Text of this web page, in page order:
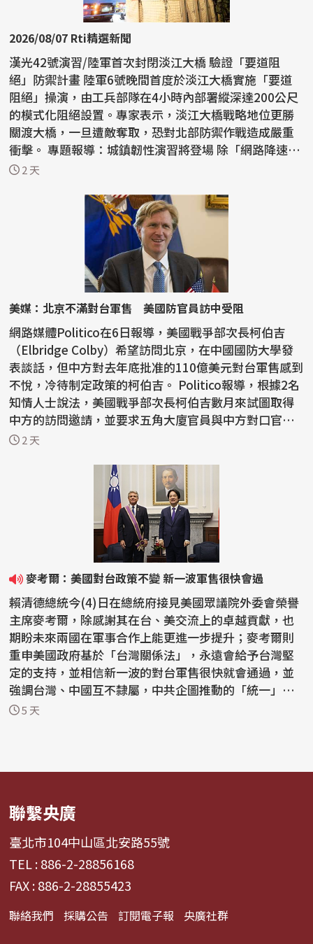
2026/08/07 Rti精選新聞
漢光42號演習/陸軍首次封閉淡江大橋 驗證「要道阻
絕」防禦計畫 陸軍6號晚間首度於淡江大橋實施「要道
阻絕」操演，由工兵部隊在4小時內部署縱深達200公尺
的模式化阻絕設置。專家表示，淡江大橋戰略地位更勝
關渡大橋，一旦遭敵奪取，恐對北部防禦作戰造成嚴重
衝擊。 專題報導：城鎮韌性演習將登場 除「網路降速、
躲3...
2 天
美媒：北京不滿對台軍售 美國防官員訪中受阻
網路媒體Politico在6日報導，美國戰爭部次長柯伯吉
（Elbridge Colby）希望訪問北京，在中國國防大學發
表談話，但中方對去年底批准的110億美元對台軍售感到
不悅，冷待制定政策的柯伯吉。 Politico報導，根據2名
知情人士說法，美國戰爭部次長柯伯吉數月來試圖取得
中方的訪問邀請，並要求五角大廈官員與中方對口官員
會...2 天
麥考爾：美國對台政策不變 新一波軍售很快會過
賴清德總統今(4)日在總統府接見美國眾議院外委會榮譽
主席麥考爾，除感謝其在台、美交流上的卓越貢獻，也
期盼未來兩國在軍事合作上能更進一步提升；麥考爾則
重申美國政府基於「台灣關係法」，永遠會給予台灣堅
定的支持，並相信新一波的對台軍售很快就會通過，並
強調台灣、中國互不隸屬，中共企圖推動的「統一」絕
不會...
5 天
聯繫央廣
臺北市104中山區北安路55號
TEL : 886-2-28856168
FAX : 886-2-28855423
聯絡我們 採購公告 訂閱電子報 央廣社群